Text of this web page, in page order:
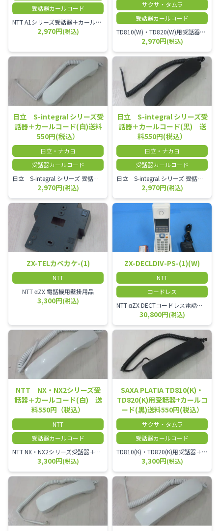
受話器カールコード
NTT A1シリーズ受話器＋カールコード セット／本商品は中古品となります。 写真では分かりにくいキズ・汚れなどの使用感があります。 経年変化で日焼けの色味が強くなる場合がございます。 予めご理解・ご了承頂きますようお願いいたします。
2,970円(税込)
サクサ・タムラ
受話器カールコード
TD810(W)・TD820(W)用受話器＋カールコード セット／本商品は中古品となります。 写真では分かりにくいキズ・汚れなどの使用感があります。 予めご理解・ご了承頂きますようお願いいたします。
2,970円(税込)
日立 S-integral シリーズ受
話器＋カールコード(白)送料
550円(税込）
日立・ナカヨ
受話器カールコード
日立 S-integral シリーズ 受話器＋カールコード セット（白）／本商品は中古品となります。 写真では分かりにくいキズ・汚れなどの使用感があります。 経年変化で日焼けの色味が強くなる場合がございます。 予めご理解・ご了承頂きますようお願いいたします。
2,970円(税込)
日立 S-integral シリーズ受
話器＋カールコード(黒) 送
料550円(税込）
日立・ナカヨ
受話器カールコード
日立 S-integral シリーズ 受話器＋カールコード セット（黒）／本商品は中古品となります。 写真では分かりにくいキズ・汚れなどの使用感があります。 経年変化で日焼けの色味が強くなる場合がございます。 予めご理解・ご了承頂きますようお願いいたします。
2,970円(税込)
ZX-TELカベカケ-(1)
NTT
NTT αZX 電話機用壁掛用品
3,300円(税込)
ZX-DECLDIV-PS-(1)(W)
NTT
コードレス
NTT αZX DECTコードレス電話機(ダイバーシティ方式)
30,800円(税込)
NTT NX・NX2シリーズ受
話器＋カールコード(白) 送
料550円（税込）
NTT
受話器カールコード
NTT NX・NX2シリーズ受話器＋カールコード
3,300円(税込)
SAXA PLATIA TD810(K)・
TD820(K)用受話器+カールコ
ード(黒)送料550円(税込）
サクサ・タムラ
受話器カールコード
TD810(K)・TD820(K)用受話器＋カールコード セット／本商品は中古品となります。 写真では分かりにくいキズ・汚れなどの使用感があります。 予めご理解・ご了承頂きますようお願いいたします。
3,300円(税込)